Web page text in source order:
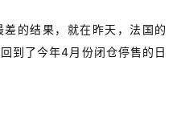
的结果，就在昨天，法国的
到了今年4月份闭仓停售的日